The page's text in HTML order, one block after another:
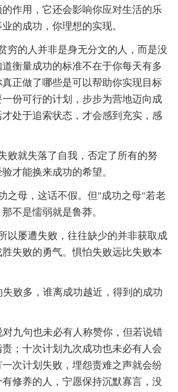
作用，它还会影响你应对生活的乐
的成功，你理想的实现。
穷的人并非是身无分文的人，而是没
衡量成功的标准不在于你每天有多
正做了哪些是可以帮助你实现目标
份可行的计划，步步为营地迈向成
处于追索状态，才会感到充实，感
败就失落了自我，否定了所有的努
才能换来成功的希望。
之母，这话不假。但"成功之母"若老
不是懦弱就是鲁莽。
以屡遭失败，往往缺少的并非获取成
失败的勇气。惧怕失败远比失败本
失败多，谁离成功越近，得到的成功
对九句也未必有人称赞你，但若说错
；十次计划九次成功也未必有人会
次计划失败，埋怨责难之声就会纷
修养的人，宁愿保持沉默寡言，没